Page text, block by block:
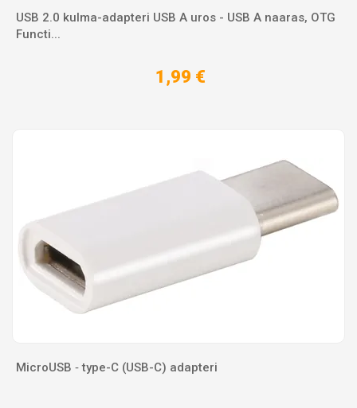
USB 2.0 kulma-adapteri USB A uros - USB A naaras, OTG
Functi...
1,99 €
MicroUSB ‐ type-C (USB-C) adapteri